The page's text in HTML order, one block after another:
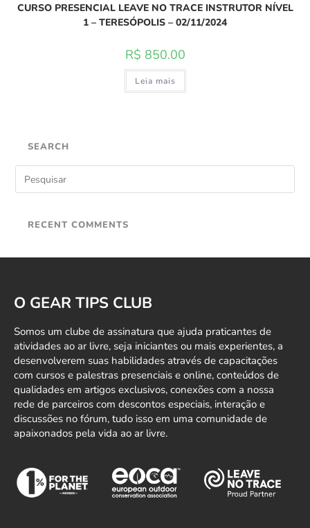
CURSO PRESENCIAL LEAVE NO TRACE INSTRUTOR NÍVEL
1 – TERESÓPOLIS – 02/11/2024
R$ 850.00
Leia mais
SEARCH
RECENT COMMENTS
O GEAR TIPS CLUB
Somos um clube de assinatura que ajuda praticantes de
atividades ao ar livre, seja iniciantes ou mais experientes, a
desenvolverem suas habilidades através de capacitações
com cursos e palestras presenciais e online, conteúdos de
qualidades em artigos exclusivos, conexões com a nossa
rede de parceiros com descontos especiais, interação e
discussões no fórum, tudo isso em uma comunidade de
apaixonados pela vida ao ar livre.